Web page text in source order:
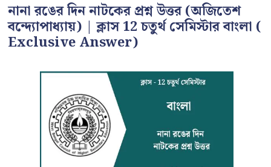
নানা রঙের দিন নাটকের প্রশ্ন উত্তর (অজিতেশ
বন্দ্যোপাধ্যায়) | ক্লাস 12 চতুর্থ সেমিস্টার বাংলা (
Exclusive Answer)